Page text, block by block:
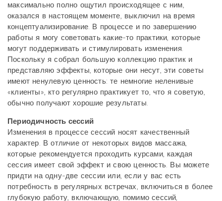
максимально полно ощутил происходящее с ним,
оказался в настоящем моменте, выключил на время
концептуализирование. В процессе и по завершению
работы я могу советовать какие-то практики, которые
могут поддерживать и стимулировать изменения.
Поскольку я собрал большую коллекцию практик и
представляю эффекты, которые они несут, эти советы
имеют ненулевую ценность: те немногие неленивые
«клиенты», кто регулярно практикует то, что я советую,
обычно получают хорошие результаты.
Периодичность сессий
Изменения в процессе сессий носят качественный
характер. В отличие от некоторых видов массажа,
которые рекомендуется проходить курсами, каждая
сессия имеет свой эффект и свою ценность. Вы можете
придти на одну-две сессии или, если у вас есть
потребность в регулярных встречах, включиться в более
глубокую работу, включающую, помимо сессий,